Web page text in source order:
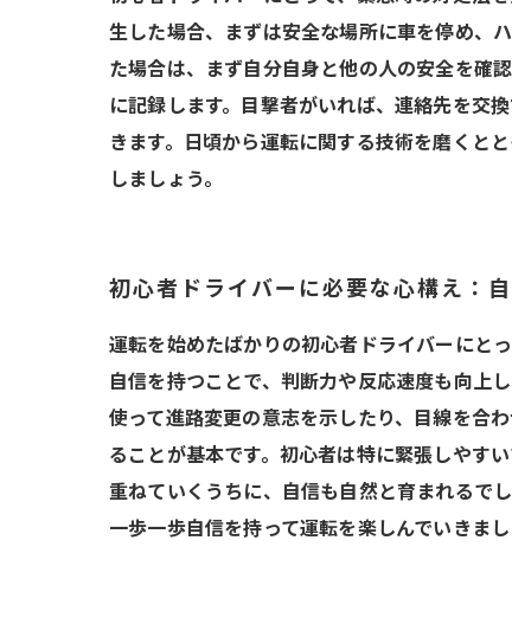
生した場合、まずは安全な場所に車を停め、
た場合は、まず自分自身と他の人の安全を確
に記録します。目撃者がいれば、連絡先を交
きます。日頃から運転に関する技術を磨くと
しましょう。
初心者ドライバーに必要な心構え：
運転を始めたばかりの初心者ドライバーにと
自信を持つことで、判断力や反応速度も向上
使って進路変更の意志を示したり、目線を合
ることが基本です。初心者は特に緊張しやす
重ねていくうちに、自信も自然と育まれるで
一歩一歩自信を持って運転を楽しんでいきまし